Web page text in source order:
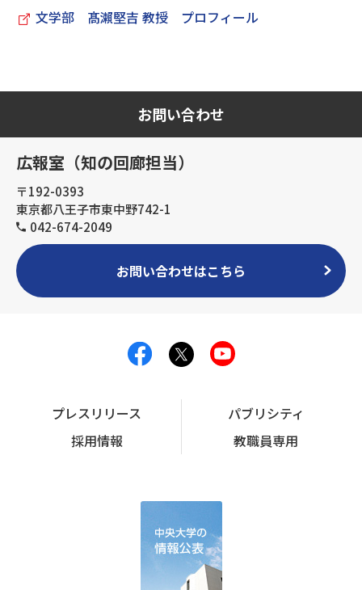
文学部 髙瀨堅吉 教授 プロフィール
お問い合わせ
広報室（知の回廊担当）
〒192-0393
東京都八王子市東中野742-1
042-674-2049
お問い合わせはこちら
プレスリリース
パブリシティ
採用情報
教職員専用